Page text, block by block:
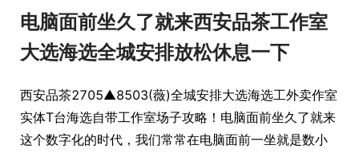
电脑面前坐久了就来西安品茶工作室
大选海选全城安排放松休息一下
西安品茶2705▲8503(薇)全城安排大选海选工外卖作室
实体T台海选自带工作室场子攻略！电脑面前坐久了就来
这个数字化的时代，我们常常在电脑面前一坐就是数小